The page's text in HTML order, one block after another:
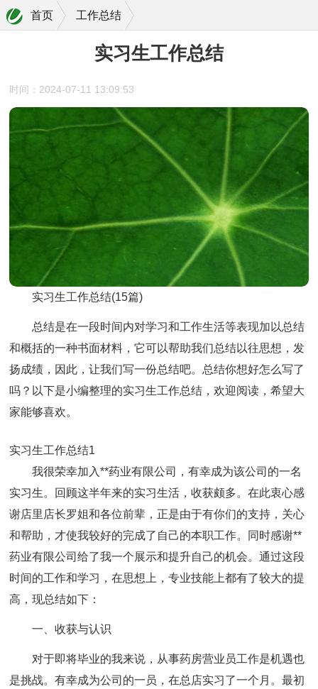
首页 工作总结
实习生工作总结
时间：2024-07-11 13:09:53
实习生工作总结(15篇)
总结是在一段时间内对学习和工作生活等表现加以总结
和概括的一种书面材料，它可以帮助我们总结以往思想，发
扬成绩，因此，让我们写一份总结吧。总结你想好怎么写了
吗？以下是小编整理的实习生工作总结，欢迎阅读，希望大
家能够喜欢。
实习生工作总结1
我很荣幸加入**药业有限公司，有幸成为该公司的一名
实习生。回顾这半年来的实习生活，收获颇多。在此衷心感
谢店里店长罗姐和各位前辈，正是由于有你们的支持，关心
和帮助，才使我较好的完成了自己的本职工作。同时感谢**
药业有限公司给了我一个展示和提升自己的机会。通过这段
时间的工作和学习，在思想上，专业技能上都有了较大的提
高，现总结如下：
一、收获与认识
对于即将毕业的我来说，从事药房营业员工作是机遇也
是挑战。有幸成为公司的一员，在总店实习了一个月。最初